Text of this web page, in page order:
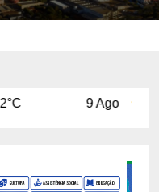
9 Ago 31°C